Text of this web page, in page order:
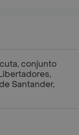
conjunto
Santander,